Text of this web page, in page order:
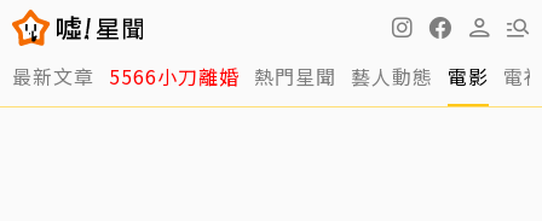
最新文章 5566小刀離婚 熱門星聞 藝人動態 電影 電